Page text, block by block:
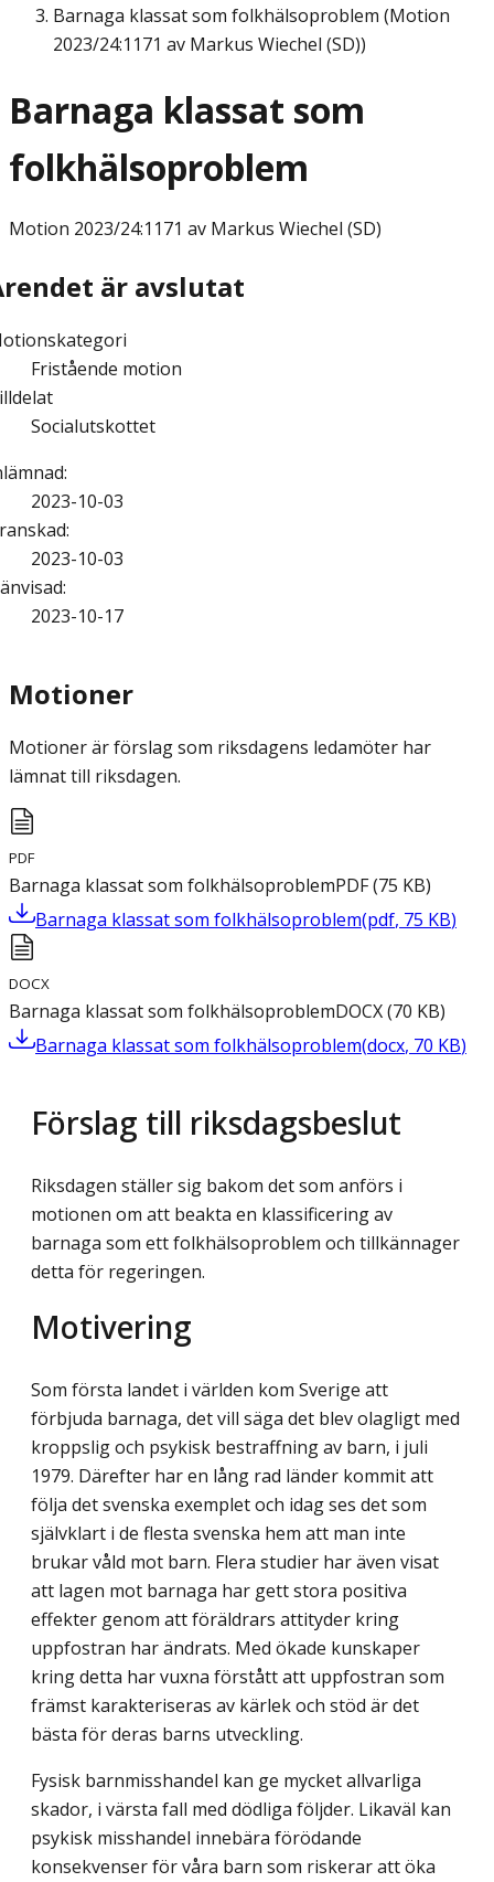
Barnaga klassat som folkhälsoproblem (Motion
2023/24:1171 av Markus Wiechel (SD))
Barnaga klassat som
folkhälsoproblem
Motion 2023/24:1171 av Markus Wiechel (SD)
är avslutat
Fristående motion
Socialutskottet
:
2023-10-03
:
2023-10-03
:
2023-10-17
Motioner
Motioner är förslag som riksdagens ledamöter har
lämnat till riksdagen.
PDF
Barnaga klassat som folkhälsoproblemPDF(75 KB)
Barnaga klassat som folkhälsoproblem(pdf, 75 KB)
DOCX
Barnaga klassat som folkhälsoproblemDOCX(70 KB)
Barnaga klassat som folkhälsoproblem(docx, 70 KB)
Förslag till riksdagsbeslut
Riksdagen ställer sig bakom det som anförs i
motionen om att beakta en klassificering av
barnaga som ett folkhälsoproblem och tillkännager
detta för regeringen.
Motivering
Som första landet i världen kom Sverige att
förbjuda barnaga, det vill säga det blev olagligt med
kroppslig och psykisk bestraffning av barn, i juli
1979. Därefter har en lång rad länder kommit att
följa det svenska exemplet och idag ses det som
självklart i de flesta svenska hem att man inte
brukar våld mot barn. Flera studier har även visat
att lagen mot barnaga har gett stora positiva
effekter genom att föräldrars attityder kring
uppfostran har ändrats. Med ökade kunskaper
kring detta har vuxna förstått att upp­fostran som
främst karakteriseras av kärlek och stöd är det
bästa för deras barns utveckling.
Fysisk barnmisshandel kan ge mycket allvarliga
skador, i värsta fall med dödliga följder. Likaväl kan
psykisk misshandel innebära förödande
konsekvenser för våra barn som riskerar att öka